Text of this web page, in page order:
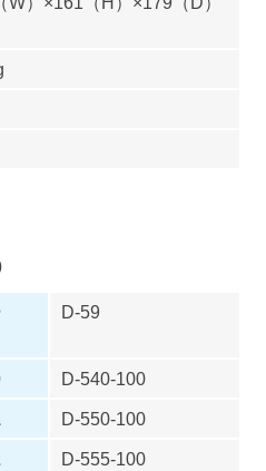
D-59
D-540-100
D-550-100
D-555-100